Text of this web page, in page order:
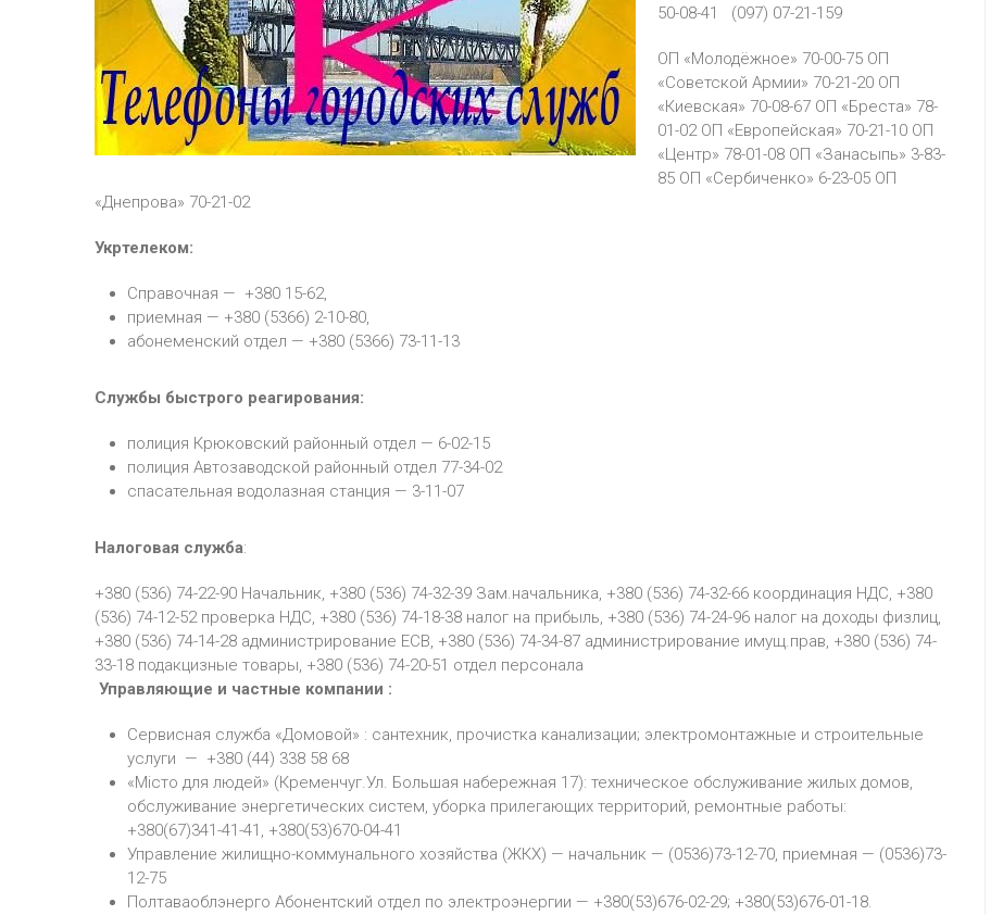
50-08-41 (097) 07-21-159
ОП «Молодёжное» 70-00-75 ОП
«Советской Армии» 70-21-20 ОП
«Киевская» 70-08-67 ОП «Бреста» 78-
01-02 ОП «Европейская» 70-21-10 ОП
«Центр» 78-01-08 ОП «Занасыпь» 3-83-
85 ОП «Сербиченко» 6-23-05 ОП
«Днепрова» 70-21-02
Укртелеком:
Справочная — +380 15-62,
приемная — +380 (5366) 2-10-80,
абонеменский отдел — +380 (5366) 73-11-13
Службы быстрого реагирования:
полиция Крюковский районный отдел — 6-02-15
полиция Автозаводской районный отдел 77-34-02
спасательная водолазная станция — 3-11-07
Налоговая служба:
+380 (536) 74-22-90 Начальник, +380 (536) 74-32-39 Зам.начальника, +380 (536) 74-32-66 координация НДС, +380
(536) 74-12-52 проверка НДС, +380 (536) 74-18-38 налог на прибыль, +380 (536) 74-24-96 налог на доходы физлиц,
+380 (536) 74-14-28 администрирование ЕСВ, +380 (536) 74-34-87 администрирование имущ.прав, +380 (536) 74-
33-18 подакцизные товары, +380 (536) 74-20-51 отдел персонала
Управляющие и частные компании :
Сервисная служба «Домовой» : сантехник, прочистка канализации; электромонтажные и строительные
услуги — +380 (44) 338 58 68
«Місто для людей» (Кременчуг.Ул. Большая набережная 17): техническое обслуживание жилых домов,
обслуживание энергетических систем, уборка прилегающих территорий, ремонтные работы:
+380(67)341-41-41, +380(53)670-04-41
Управление жилищно-коммунального хозяйства (ЖКХ) — начальник — (0536)73-12-70, приемная — (0536)73-
12-75
Полтаваоблэнерго Абонентский отдел по электроэнергии — +380(53)676-02-29; +380(53)676-01-18.